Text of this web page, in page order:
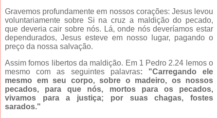
Gravemos profundamente em nossos corações: Jesus levou
voluntariamente sobre Si na cruz a maldição do pecado,
que deveria cair sobre nós. Lá, onde nós deveríamos estar
dependurados, Jesus esteve em nosso lugar, pagando o
preço da nossa salvação.
Assim fomos libertos da maldição. Em 1 Pedro 2.24 lemos o
mesmo com as seguintes palavras: "Carregando ele
mesmo em seu corpo, sobre o madeiro, os nossos
pecados, para que nós, mortos para os pecados,
vivamos para a justiça; por suas chagas, fostes
sarados."